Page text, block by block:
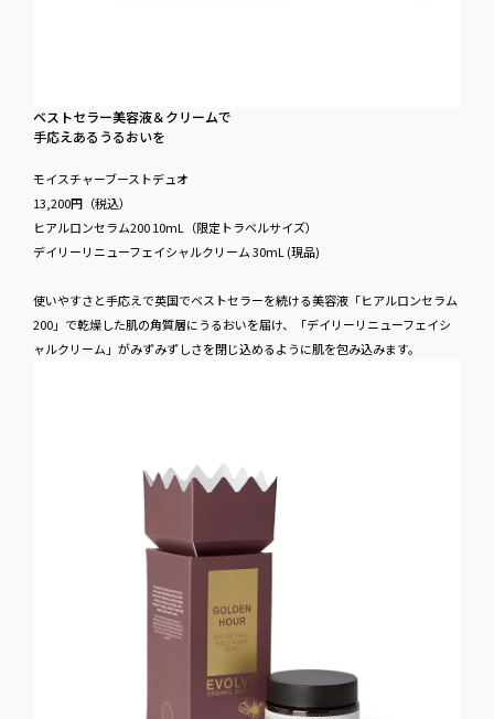
ベストセラー美容液＆クリームで
手応えあるうる​おいを
モイスチャーブーストデュオ
13,200円​（税込）
ヒアルロンセラム200 10mL（限定トラベルサイズ）
デイリーリニューフェイシャルクリーム 30mL (現品)
使いやすさと手応えで英国でベストセラーを続ける美容液「ヒアルロンセラム
200」で乾燥した肌の角質層にうるおいを届け、「デイリーリニューフェイシ
ャルクリーム」がみずみずしさを閉じ込めるように肌を包み込みます。